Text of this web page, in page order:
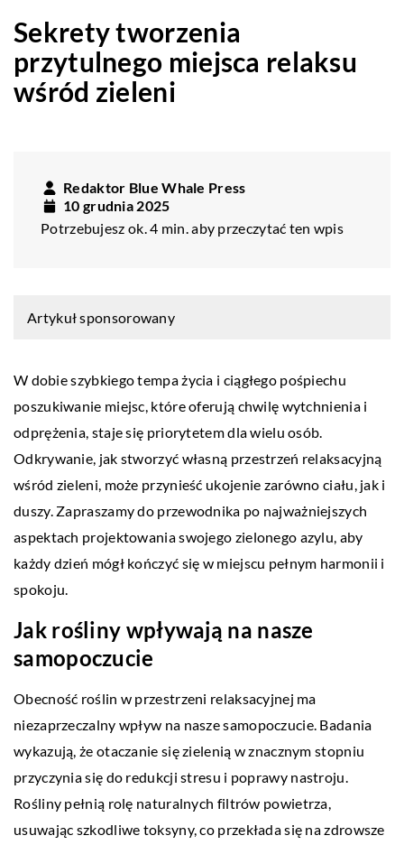
Sekrety tworzenia
przytulnego miejsca relaksu
wśród zieleni
Redaktor Blue Whale Press
10 grudnia 2025
Potrzebujesz ok. 4 min. aby przeczytać ten wpis
Artykuł sponsorowany
W dobie szybkiego tempa życia i ciągłego pośpiechu
poszukiwanie miejsc, które oferują chwilę wytchnienia i
odprężenia, staje się priorytetem dla wielu osób.
Odkrywanie, jak stworzyć własną przestrzeń relaksacyjną
wśród zieleni, może przynieść ukojenie zarówno ciału, jak i
duszy. Zapraszamy do przewodnika po najważniejszych
aspektach projektowania swojego zielonego azylu, aby
każdy dzień mógł kończyć się w miejscu pełnym harmonii i
spokoju.
Jak rośliny wpływają na nasze
samopoczucie
Obecność roślin w przestrzeni relaksacyjnej ma
niezaprzeczalny wpływ na nasze samopoczucie. Badania
wykazują, że otaczanie się zielenią w znacznym stopniu
przyczynia się do redukcji stresu i poprawy nastroju.
Rośliny pełnią rolę naturalnych filtrów powietrza,
usuwając szkodliwe toksyny, co przekłada się na zdrowsze